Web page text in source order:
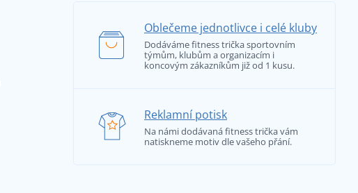
Oblečeme jednotlivce i celé kluby
Dodáváme fitness trička sportovním
týmům, klubům a organizacím i
koncovým zákazníkům již od 1 kusu.
Reklamní potisk
Na námi dodávaná fitness trička vám
natiskneme motiv dle vašeho přání.